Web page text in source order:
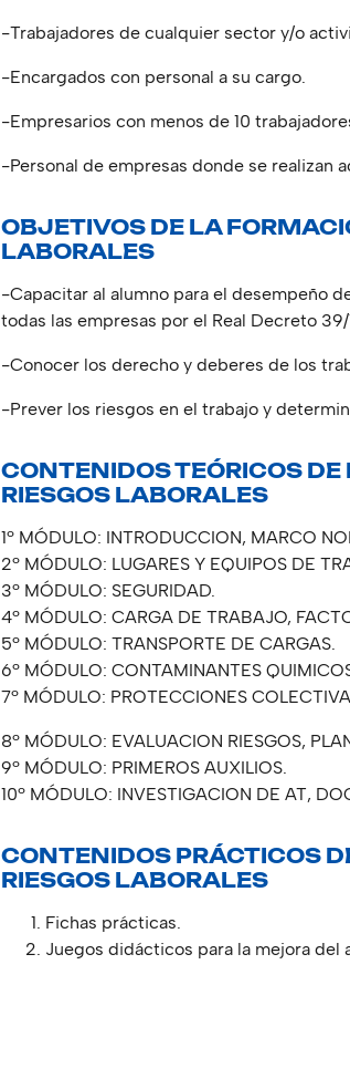
-Trabajadores de cualquier sector y/o
-Encargados con personal a su cargo.
-Empresarios con menos de 10
-Personal de empresas donde se realizan
OBJETIVOS DE LA
LABORALES
-Capacitar al alumno para el desempeño
todas las empresas por el Real Decreto 39/
-Conocer los derecho y deberes de los
-Prever los riesgos en el trabajo y
CONTENIDOS TEÓRICOS
RIESGOS LABORALES
1º MÓDULO: INTRODUCCION, MARCO
2º MÓDULO: LUGARES Y EQUIPOS DE
3º MÓDULO: SEGURIDAD.
4º MÓDULO: CARGA DE TRABAJO,
5º MÓDULO: TRANSPORTE DE CARGAS.
6º MÓDULO: CONTAMINANTES
7º MÓDULO: PROTECCIONES
8º MÓDULO: EVALUACION RIESGOS,
9º MÓDULO: PRIMEROS AUXILIOS.
10º MÓDULO: INVESTIGACION DE AT,
CONTENIDOS PRÁCTICOS
RIESGOS LABORALES
Fichas prácticas.
Juegos didácticos para la mejora del